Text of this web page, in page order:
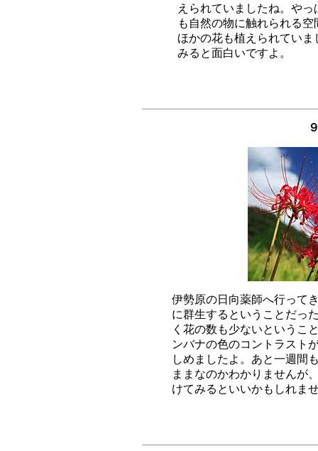
えられていましたね。や
も自然の物に触れられる
ほかの花も植えられてい
伊勢原の日向薬師へ行って
に群生するということだっ
く花の数も少ないというこ
ンバナの色のコントラスト
しめましたよ。あと一週間
ままなのかわかりませんが